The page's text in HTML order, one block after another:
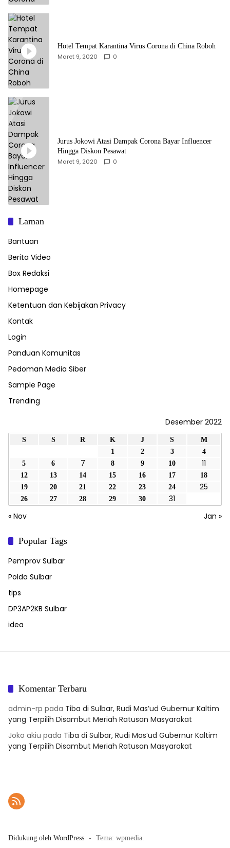
Hotel Tempat Karantina Virus Corona di China Roboh
Maret 9, 2020 0
Jurus Jokowi Atasi Dampak Corona Bayar Influencer
Hingga Diskon Pesawat
Maret 9, 2020 0
Laman
Bantuan
Berita Video
Box Redaksi
Homepage
Ketentuan dan Kebijakan Privacy
Kontak
Login
Panduan Komunitas
Pedoman Media Siber
Sample Page
Trending
Desember 2022
S S R K J S
M
1
2 3
4
5
6 7 8 9 10 11
12 13 14 15 16 17
18
19
20 21 22 23 24 25
26 27 28 29 30
31
« Nov
Jan »
Popular Tags
Pemprov Sulbar
Polda Sulbar
tips
DP3AP2KB Sulbar
idea
Komentar Terbaru
admin-rp pada Tiba di Sulbar, Rudi Mas’ud Gubernur Kaltim
yang Terpilih Disambut Meriah Ratusan Masyarakat
Joko akiu pada Tiba di Sulbar, Rudi Mas’ud Gubernur Kaltim
yang Terpilih Disambut Meriah Ratusan Masyarakat
Didukung oleh WordPress - Tema: wpmedia.